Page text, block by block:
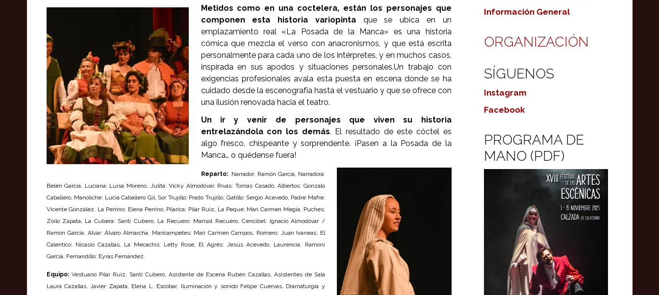
Metidos como en una coctelera, están los personajes que
componen esta historia variopintaque se ubica en un
emplazamiento real «La Posada de la Manca» es una historia
cómica que mezcla el verso con anacronismos, y que está escrita
personalmente para cada uno de los intérpretes, y en muchos casos,
inspirada en sus apodos y situaciones personales.Un trabajo con
exigencias profesionales avala esta puesta en escena donde se ha
cuidado desde la escenografía hasta el vestuario y que se ofrece con
una ilusión renovada hacia el teatro.
Un ir y venir de personajes que viven su historia
entrelazándola con los demás. El resultado de este cóctel es
algo fresco, chispeante y sorprendente. ¡Pasen a la Posada de la
Manca… o quédense fuera!
Reparto: Narrador: Ramón García, Narradora:
Belén García, Luciana: Luisa Moreno, Julita: Vicky Almodóvar, Rivas: Tomás Casado, Albertos: Gonzalo
Caballero, Manoliche: Lucía Caballero Gil, Sor Trujillo: Prado Trujillo, Gatillo: Sergio Acevedo, Padre Mafre:
Vicente González, La Perrino: Elena Perrino, Pilarica: Pilar Ruiz, La Peque: Mari Carmen Megía, Puches:
Zoilo Zapata, La Cubera: Santi Cubero, La Recuero: Marisol Recuero, Cencibel: Ignacio Almodóvar /
Ramón García, Alvar: Álvaro Almarcha, Maricampetes: Mari Carmen Campos, Romero: Juan Ivaneas, El
Calentico: Nicasio Cazallas, La Mecachis: Letty Rose, El Agrés: Jesús Acevedo, Laurencia: Ramoni
García, Fernandillo: Eyras Fernández.
Equipo: Vestuario Pilar Ruiz, Santi Cubero, Asistente de Escena Rubén Cazallas, Asistentes de Sala
Laura Cazallas, Javier Zapata, Elena L. Escobar, Iluminación y sonido Felipe Cuervas, Dramaturgia y
Información General
ORGANIZACIÓN
SÍGUENOS
Instagram
Facebook
PROGRAMA DE
MANO (PDF)